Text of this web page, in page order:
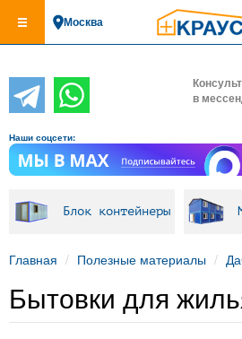
основному
Москва
в
Наши соцсети:
Блок контейнеры
Главная Полезные материалы
Бытовки для